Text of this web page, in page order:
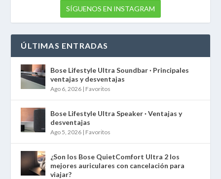
SÍGUENOS EN INSTAGRAM
ÚLTIMAS ENTRADAS
Bose Lifestyle Ultra Soundbar · Principales
ventajas y desventajas
Ago 6, 2026 | Favoritos
Bose Lifestyle Ultra Speaker · Ventajas y
desventajas
Ago 5, 2026 | Favoritos
¿Son los Bose QuietComfort Ultra 2 los
mejores auriculares con cancelación para
viajar?